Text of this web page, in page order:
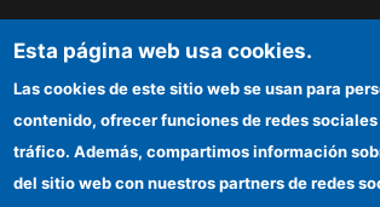
Oriente Próximo
ILC
Esta página web usa cookies.
Las cookies de este sitio web se usan para
contenido, ofrecer funciones de redes
tráfico. Además, compartimos información
del sitio web con nuestros partners de redes